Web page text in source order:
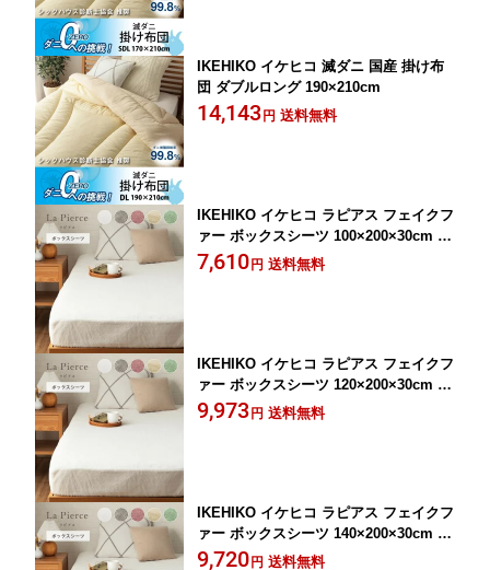
IKEHIKO イケヒコ 滅ダニ 国産 掛け布
団 ダブルロング 190×210cm
14,143円 送料無料
IKEHIKO イケヒコ ラピアス フェイクフ
ァー ボックスシーツ 100×200×30cm シ
ングル
7,610円 送料無料
IKEHIKO イケヒコ ラピアス フェイクフ
ァー ボックスシーツ 120×200×30cm セ
ミダブル
9,973円 送料無料
IKEHIKO イケヒコ ラピアス フェイクフ
ァー ボックスシーツ 140×200×30cm ダ
ブル
9,720円 送料無料